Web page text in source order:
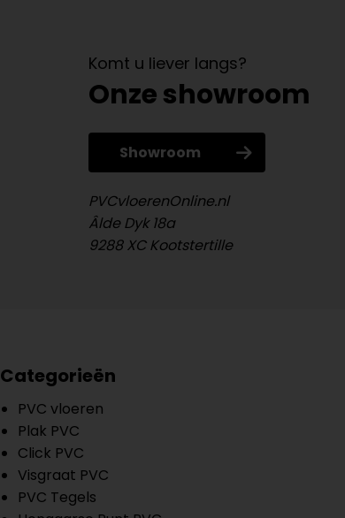
Komt u liever langs?
Onze showroom
Showroom
PVCvloerenOnline.nl
Âlde Dyk 18a
9288 XC Kootstertille
Categorieën
PVC vloeren
Plak PVC
Click PVC
Visgraat PVC
PVC Tegels